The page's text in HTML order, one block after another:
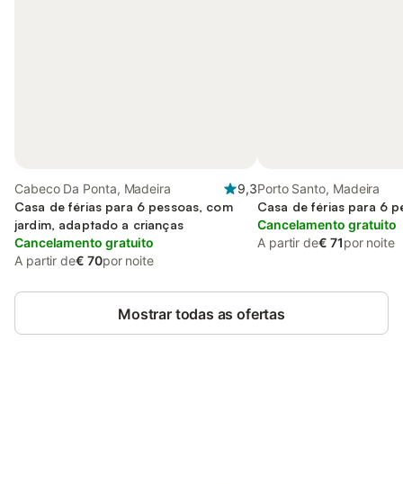
Cabeco Da Ponta, Madeira
9,3
Casa de férias para 6 pessoas, com
jardim, adaptado a crianças
Cancelamento gratuito
A partir de€ 70por noite
Porto Santo, Madeira
Casa de férias para 6
Cancelamento gratuito
A partir de€ 71por noite
Mostrar todas as ofertas